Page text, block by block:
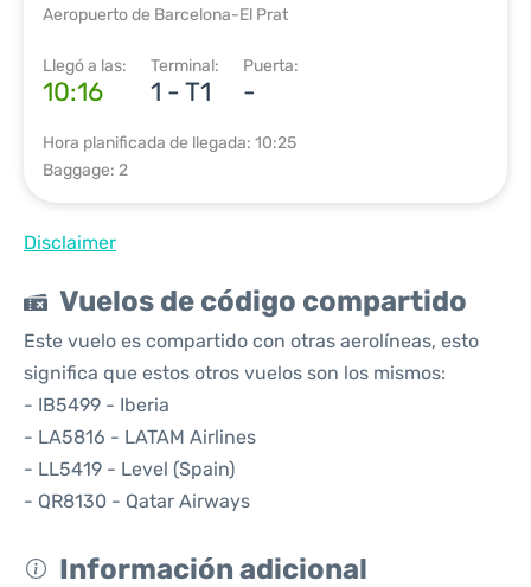
Aeropuerto de Barcelona-El Prat
Llegó a las:
10:16
Terminal:
1 - T1
Puerta:
-
Hora planificada de llegada: 10:25
Baggage: 2
Disclaimer
Vuelos de código compartido
Este vuelo es compartido con otras aerolíneas, esto
significa que estos otros vuelos son los mismos:
- IB5499 - Iberia
- LA5816 - LATAM Airlines
- LL5419 - Level (Spain)
- QR8130 - Qatar Airways
Información adicional